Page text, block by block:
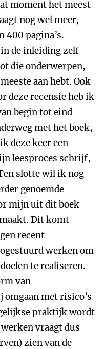
moment het meest
nog wel meer,
400 pagina’s.
de inleiding zelf
die onderwerpen,
aan hebt. Ook
deze recensie heb ik
begin tot eind
met het boek,
deze keer een
leesproces schrijf,
slotte wil ik nog
genoemde
mijn uit dit boek
Dit komt
recent
werken om
te realiseren.
van
met risico’s
praktijk wordt
vraagt dus
zien van de